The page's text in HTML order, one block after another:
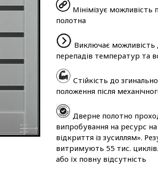
Мінімізує
полотна
Виключає можливість
перепадів температур та
Стійкість до
положення після
Дверне полотно
випробування на ресурс
відкриття із зусиллям».
витримують 55 тис.
або їх повну відсутність